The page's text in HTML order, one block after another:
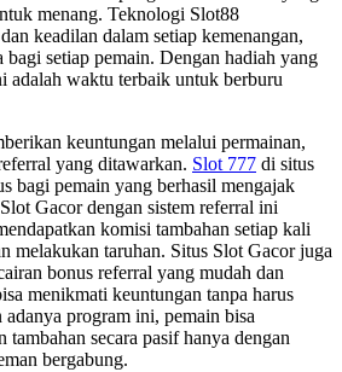
menang. Teknologi Slot88
keadilan dalam setiap kemenangan,
bagi setiap pemain. Dengan hadiah yang
adalah waktu terbaik untuk berburu
keuntungan melalui permainan,
yang ditawarkan. Slot 777 di situs
bagi pemain yang berhasil mengajak
Gacor dengan sistem referral ini
komisi tambahan setiap kali
melakukan taruhan. Situs Slot Gacor juga
bonus referral yang mudah dan
menikmati keuntungan tanpa harus
program ini, pemain bisa
tambahan secara pasif hanya dengan
bergabung.